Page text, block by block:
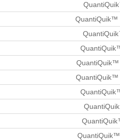
QuantiQuik™
QuantiQuik™
QuantiQuik™
QuantiQuik™